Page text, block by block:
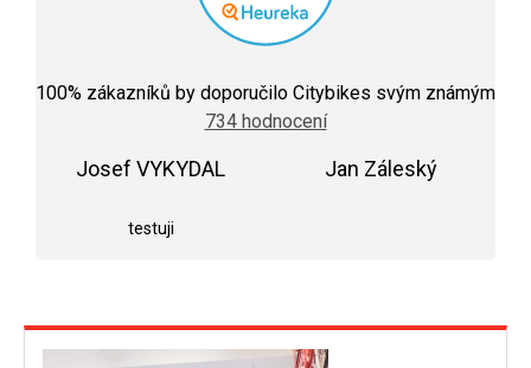
hodnocení
obchodu
je
100% zákazníků by doporučilo Citybikes svým známým
734 hodnocení
Josef VYKYDAL
testuji
Jan Záleský